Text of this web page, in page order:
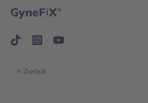
springen
< Zurück